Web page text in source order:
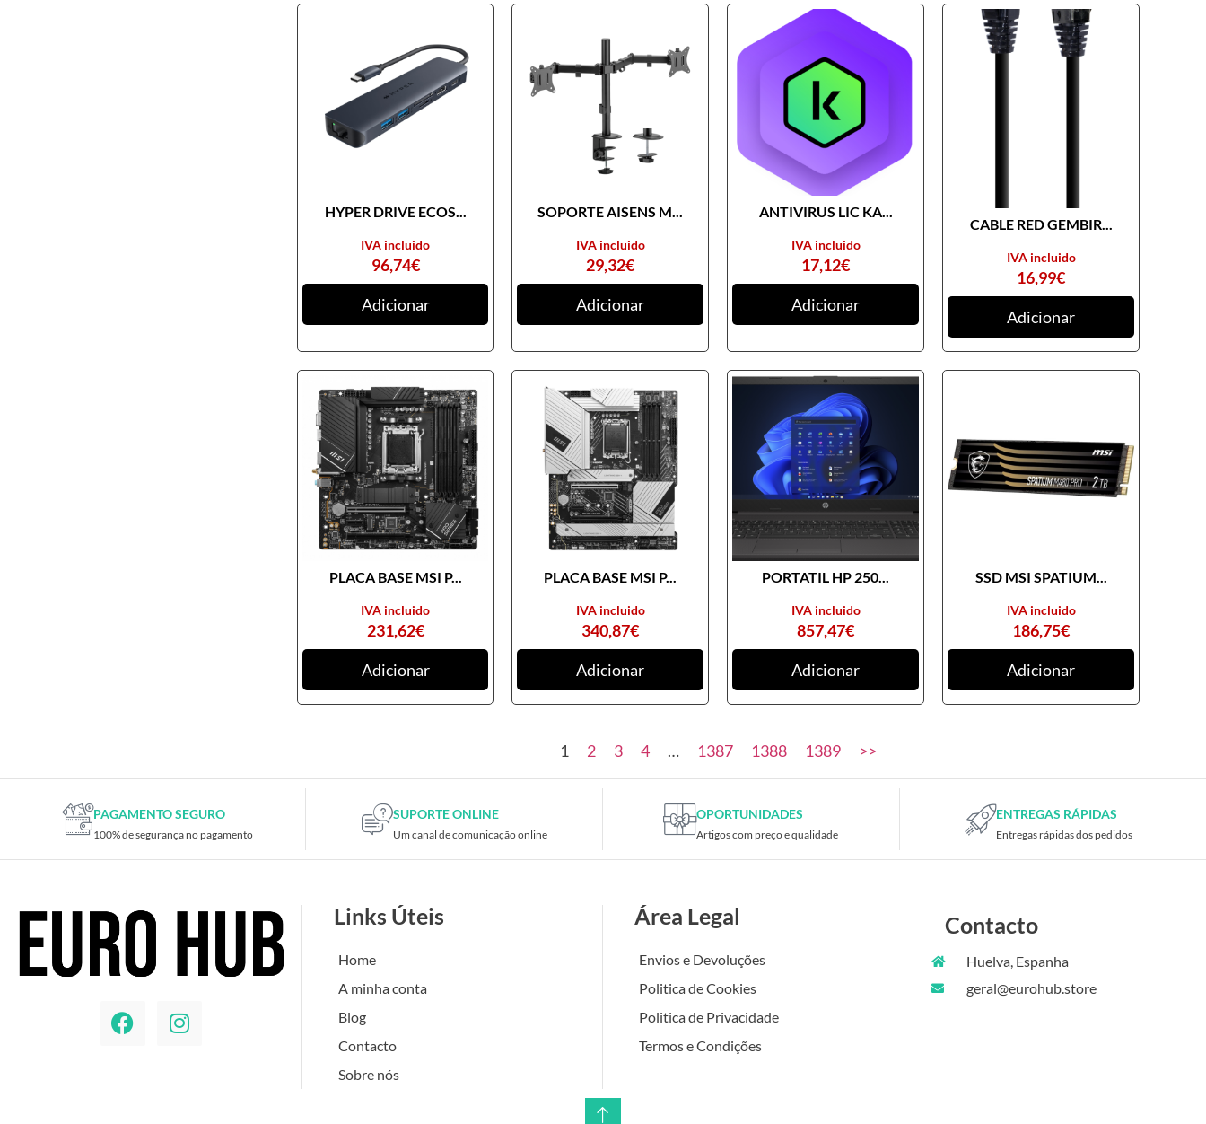
Processadores
SAIS
Ventoínhas
Computadores
Mini-PCs
Outros computadores
Portáteis
HYPER DRIVE ECOS...
96,74€
IVA incluido
Adicionar
SOPORTE AISENS M...
29,32€
IVA incluido
Adicionar
ANTIVIRUS LIC KA...
17,12€
IVA incluido
Adicionar
CABLE RED GEMBIR...
16,99€
IVA incluido
Adicionar
PLACA BASE MSI P...
231,62€
IVA incluido
Adicionar
PLACA BASE MSI P...
340,87€
IVA incluido
Adicionar
PORTATIL HP 250...
857,47€
IVA incluido
Adicionar
SSD MSI SPATIUM...
186,75€
IVA incluido
Adicionar
1 2 3 4 … 1387 1388 1389 >>
PAGAMENTO SEGURO
100% de segurança no pagamento
SUPORTE ONLINE
Um canal de comunicação online
OPORTUNIDADES
Artigos com preço e qualidade
ENTREGAS RÁPIDAS
Entregas rápidas dos pedidos
Links Úteis
Home
A minha conta
Blog
Contacto
Sobre nós
Área Legal
Envios e Devoluções
Politica de Cookies
Politica de Privacidade
Termos e Condições
Contacto
Huelva, Espanha
geral@eurohub.store